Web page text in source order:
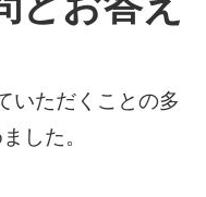
いただくことの多
した。